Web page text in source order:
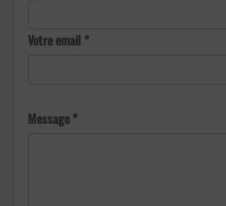
Votre email *
Message *